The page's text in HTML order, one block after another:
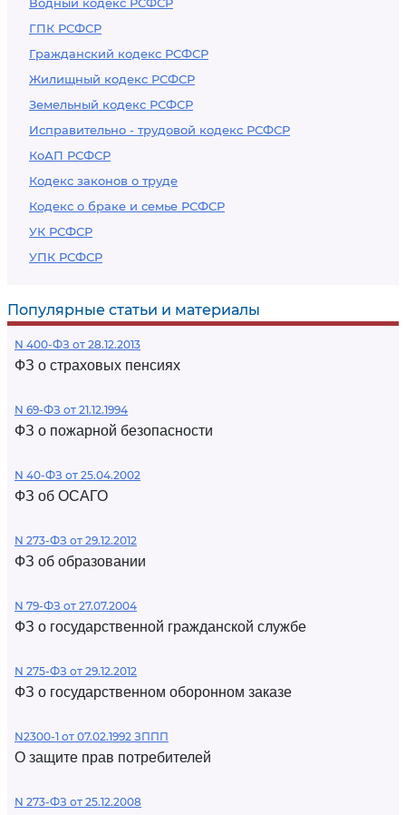
ГПК РСФСР
Гражданский кодекс РСФСР
Жилищный кодекс РСФСР
Земельный кодекс РСФСР
Исправительно - трудовой кодекс РСФСР
КоАП РСФСР
Кодекс законов о труде
Кодекс о браке и семье РСФСР
УК РСФСР
УПК РСФСР
Популярные статьи и материалы
N 400-ФЗ от 28.12.2013
ФЗ о страховых пенсиях
N 69-ФЗ от 21.12.1994
ФЗ о пожарной безопасности
N 40-ФЗ от 25.04.2002
ФЗ об ОСАГО
N 273-ФЗ от 29.12.2012
ФЗ об образовании
N 79-ФЗ от 27.07.2004
ФЗ о государственной гражданской службе
N 275-ФЗ от 29.12.2012
ФЗ о государственном оборонном заказе
N2300-1 от 07.02.1992 ЗППП
О защите прав потребителей
N 273-ФЗ от 25.12.2008